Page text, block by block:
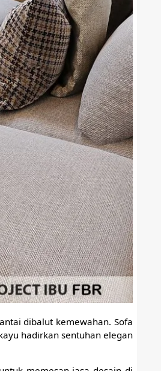
dibalut kemewahan. Sofa
hadirkan sentuhan elegan